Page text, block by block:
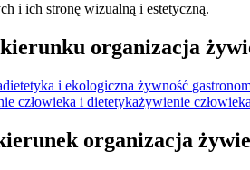
i ich stronę wizualną i estetyczną.
organizacja
dietetyka i ekologiczna żywność
człowieka i dietetykażywienie
organizacja